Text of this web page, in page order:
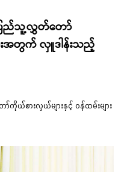
ပြည်သူ့လွှတ်တော်
ားအတွက် လှူဒါန်းသည့်
ယ်စားလှယ်များနှင့် ဝန်ထမ်းများ